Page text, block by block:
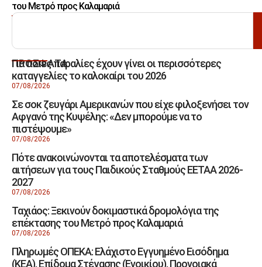
του Μετρό προς Καλαμαριά
ΑΝΑΖΗΤΗΣΗ
ΠΡΟΣΦΑΤΑ
Για ποιες παραλίες έχουν γίνει οι περισσότερες
καταγγελίες το καλοκαίρι του 2026
07/08/2026
Σε σοκ ζευγάρι Αμερικανών που είχε φιλοξενήσει τον
Αφγανό της Κυψέλης: «Δεν μπορούμε να το
πιστέψουμε»
07/08/2026
Πότε ανακοινώνονται τα αποτελέσματα των
αιτήσεων για τους Παιδικούς Σταθμούς ΕΕΤΑΑ 2026-
2027
07/08/2026
Ταχιάος: Ξεκινούν δοκιμαστικά δρομολόγια της
επέκτασης του Μετρό προς Καλαμαριά
07/08/2026
Πληρωμές ΟΠΕΚΑ: Ελάχιστο Εγγυημένο Εισόδημα
(ΚΕΑ), Επίδομα Στέγασης (Ενοικίου), Προνοιακά